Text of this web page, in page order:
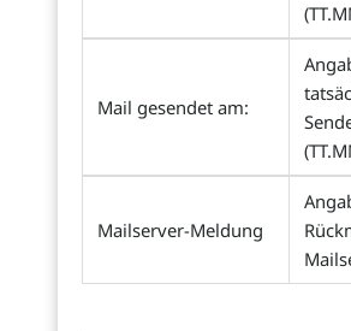
Mail gesendet am:
Mailserver-Meldung